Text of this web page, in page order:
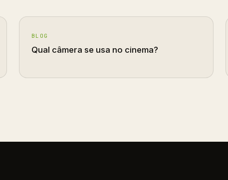
BLOG
Qual câmera se usa no cinema?